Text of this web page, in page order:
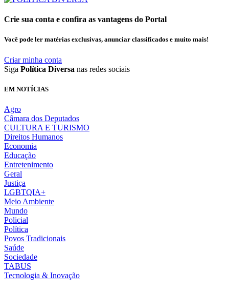
Crie sua conta e confira as vantagens do Portal
Você pode ler matérias exclusivas, anunciar classificados e muito mais!
Criar minha conta
Siga Política Diversa nas redes sociais
EM NOTÍCIAS
Agro
Câmara dos Deputados
CULTURA E TURISMO
Direitos Humanos
Economia
Educação
Entretenimento
Geral
Justiça
LGBTQIA+
Meio Ambiente
Mundo
Policial
Política
Povos Tradicionais
Saúde
Sociedade
TABUS
Tecnologia & Inovação